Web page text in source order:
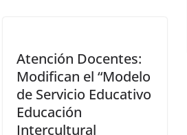
Atención Docentes:
Modifican el “Modelo
de Servicio Educativo
Educación
Intercultural